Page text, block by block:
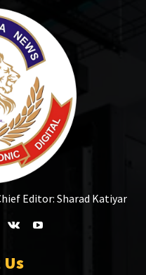
Editor: Sharad Katiyar